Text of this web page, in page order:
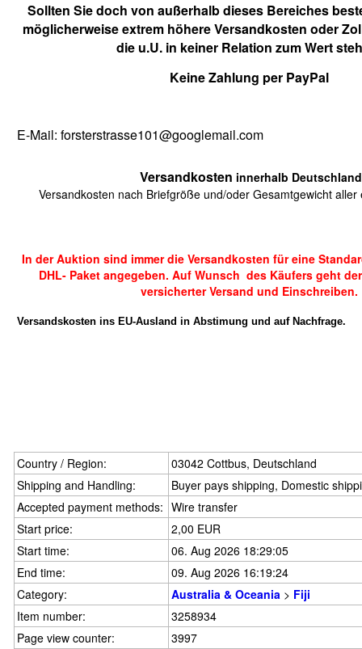
Sollten Sie doch von außerhalb dieses Bereiches
möglicherweise extrem höhere Versandkosten oder
die u.U. in keiner Relation zum Wert
Keine Zahlung per PayPal
E-Mail: forsterstrasse101@googlemail.com
Versandkosten innerhalb Deutschland
Versandkosten nach Briefgröße und/oder Gesamtgewicht
In der Auktion sind immer die Versandkosten für eine
DHL- Paket angegeben. Auf Wunsch des Käufers geht
versicherter Versand und Einschreiben.
Versandskosten ins EU-Ausland in Abstimung und auf Nachfrage.
Country / Region:
03042 Cottbus, Deutschland
Shipping and Handling:
Buyer pays shipping, Domestic
Accepted payment methods: Wire transfer
Start price:
2,00 EUR
Start time:
06. Aug 2026 18:29:05
End time:
09. Aug 2026 16:19:24
Category:
Australia & Oceania > Fiji
Item number:
3258934
Page view counter:
3997